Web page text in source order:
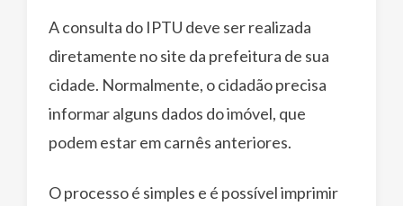
A consulta do IPTU deve ser realizada
diretamente no site da prefeitura de sua
cidade. Normalmente, o cidadão precisa
informar alguns dados do imóvel, que
podem estar em carnês anteriores.
O processo é simples e é possível imprimir